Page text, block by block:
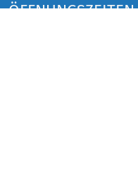
ÖFFNUNGSZEITEN